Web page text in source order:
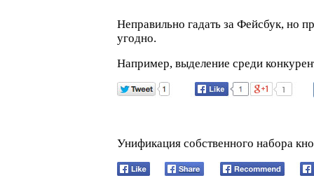
Неправильно гадать за Фейсбук, но
угодно.
Например, выделение среди
Унификация собственного набора